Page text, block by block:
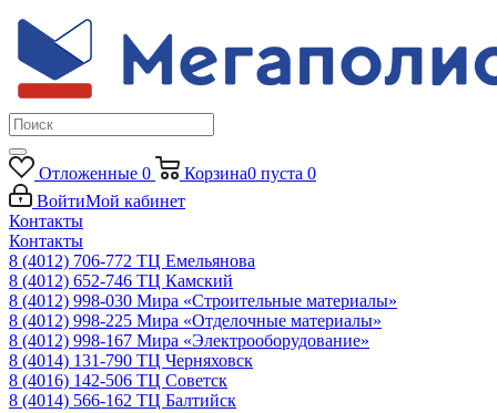
Отложенные 0 Корзина0 пуста 0
ВойтиМой кабинет
Контакты
Контакты
8 (4012) 706-772 ТЦ Емельянова
8 (4012) 652-746 ТЦ Камский
8 (4012) 998-030 Мира «Строительные материалы»
8 (4012) 998-225 Мира «Отделочные материалы»
8 (4012) 998-167 Мира «Электрооборудование»
8 (4014) 131-790 ТЦ Черняховск
8 (4016) 142-506 ТЦ Советск
8 (4014) 566-162 ТЦ Балтийск